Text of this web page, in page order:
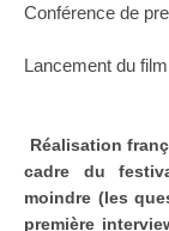
Conférence de
Lancement du
Réalisation
cadre du
moindre (les
première